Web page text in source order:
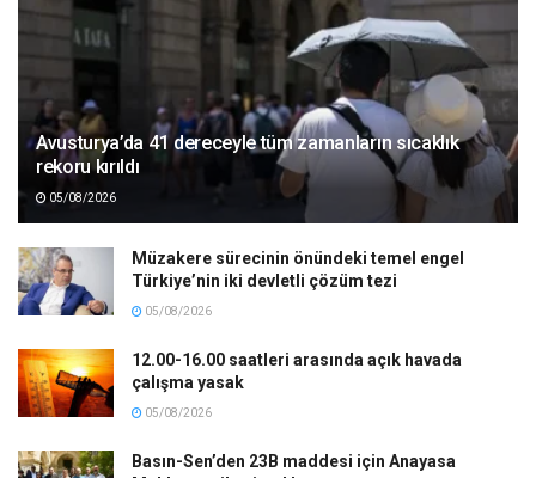
Avusturya’da 41 dereceyle tüm zamanların sıcaklık
rekoru kırıldı
05/08/2026
Müzakere sürecinin önündeki temel engel
Türkiye’nin iki devletli çözüm tezi
05/08/2026
12.00-16.00 saatleri arasında açık havada
çalışma yasak
05/08/2026
Basın-Sen’den 23B maddesi için Anayasa